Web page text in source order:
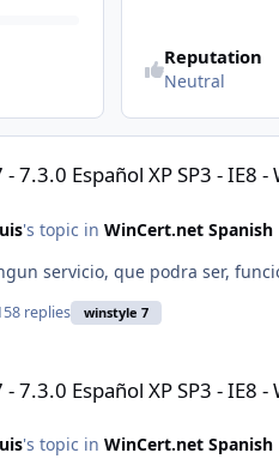
Reputation
Neutral
SP3 - IE8 - WMP11
7.3.0 Español XP SP3 - IE8 -
's topic in WinCert.net Spanish
servicio, que podra ser,
replies winstyle 7
7.3.0 Español XP SP3 - IE8 -
's topic in WinCert.net Spanish